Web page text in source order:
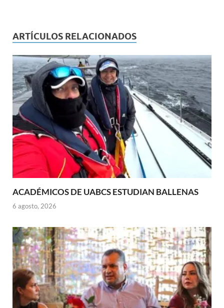
ARTÍCULOS RELACIONADOS
ACADÉMICOS DE UABCS ESTUDIAN BALLENAS
6 agosto, 2026